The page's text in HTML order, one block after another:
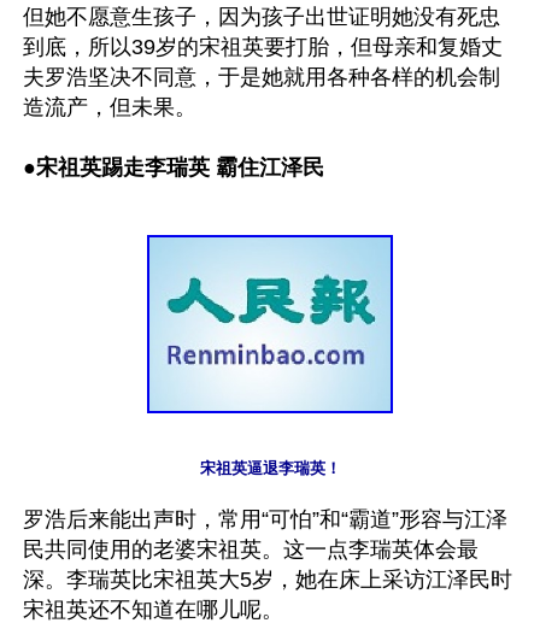
但她不愿意生孩子，因为孩子出世证明她没有死忠
到底，所以39岁的宋祖英要打胎，但母亲和复婚丈
夫罗浩坚决不同意，于是她就用各种各样的机会制
●宋祖英踢走李瑞英 霸住江泽民
宋祖英逼退李瑞英！
罗浩后来能出声时，常用“可怕”和“霸道”形容与江泽
民共同使用的老婆宋祖英。这一点李瑞英体会最
深。李瑞英比宋祖英大5岁，她在床上采访江泽民时
宋祖英还不知道在哪儿呢。